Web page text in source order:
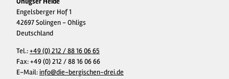
Engelsberger Hof 1
42697 Solingen - Ohligs
Deutschland
Tel.:+49 (0) 212 / 88 16 06 65
Fax:+49 (0) 212 / 88 16 06 66
E-Mail:info@die-bergischen-drei.de